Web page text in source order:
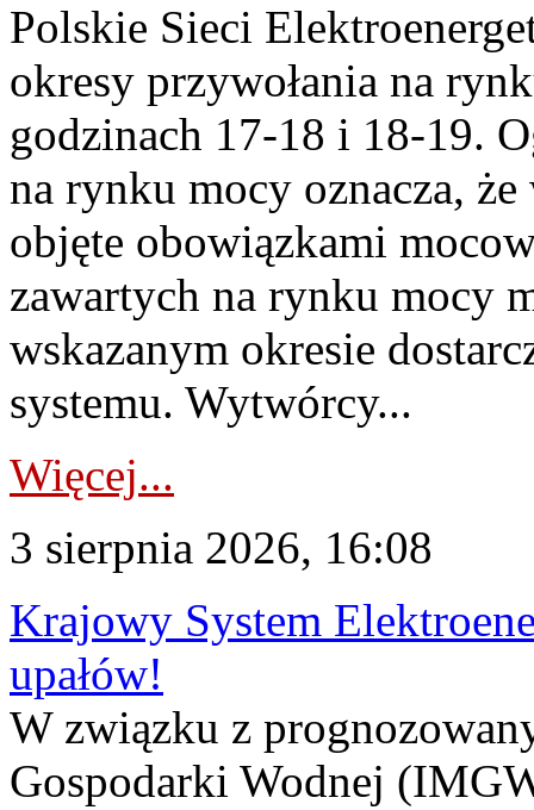
Polskie Sieci
okresy przywołania na
godzinach 17-18 i 18-19.
na rynku mocy oznacza,
objęte obowiązkami
zawartych na rynku mocy
wskazanym okresie
systemu. Wytwórcy...
Więcej...
3 sierpnia 2026, 16:08
Krajowy System
upałów!
W związku z
Gospodarki Wodnej